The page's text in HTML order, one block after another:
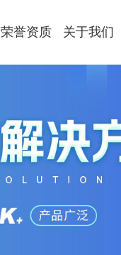
荣誉资质 关于我们